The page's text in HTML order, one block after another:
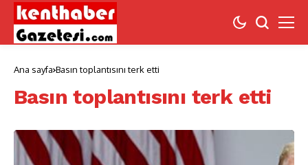
Ana sayfa Basın toplantısını terk etti
Basın toplantısını terk etti